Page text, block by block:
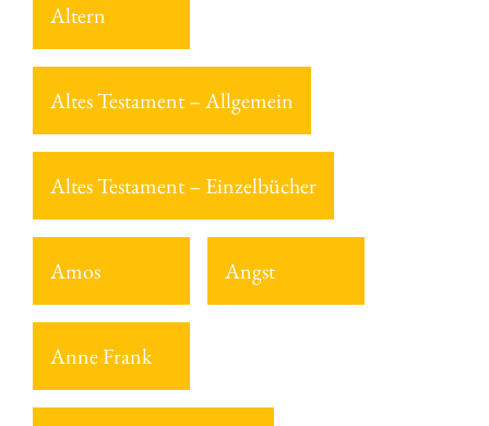
Altern
Altes Testament – Allgemein
Altes Testament – Einzelbücher
Amos Angst
Anne Frank